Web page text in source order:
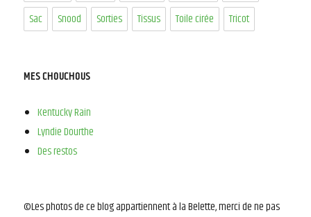
Sac
Snood Sorties Tissus Toile cirée Tricot
MES CHOUCHOUS
Kentucky Rain
Lyndie Dourthe
Des restos
©Les photos de ce blog appartiennent à la Belette, merci de ne pas